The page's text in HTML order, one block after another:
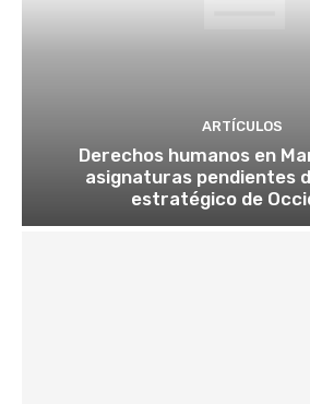
ARTÍCULOS
Derechos humanos en
asignaturas pendientes
estratégico de